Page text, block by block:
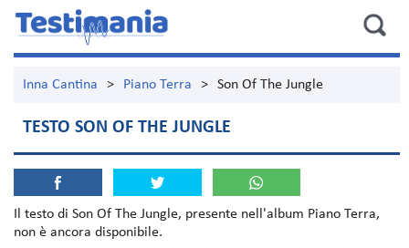
Inna Cantina > Piano Terra > Son Of The Jungle
TESTO SON OF THE JUNGLE
Il testo di Son Of The Jungle, presente nell'album Piano Terra,
non è ancora disponibile.